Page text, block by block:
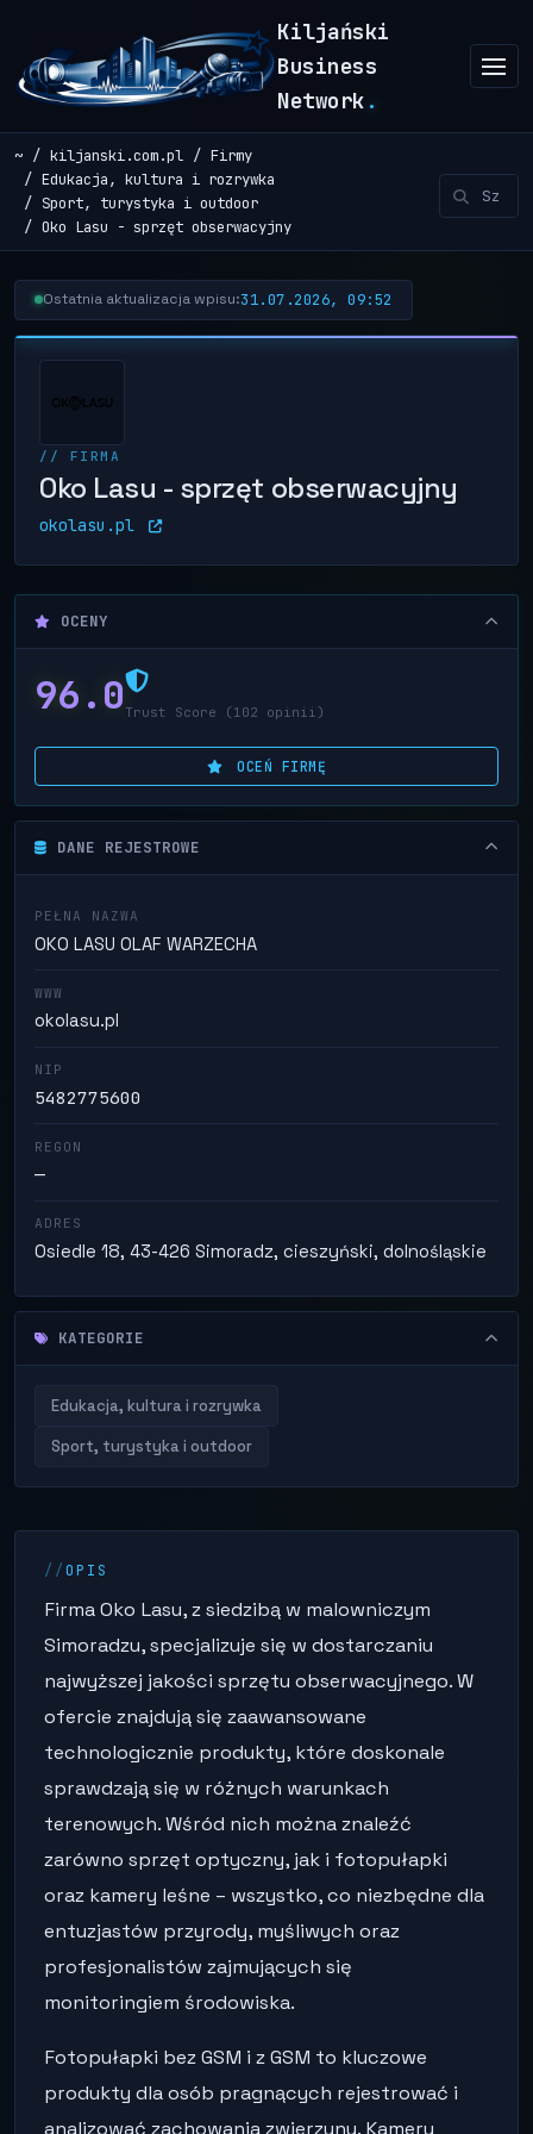
Kiljański
Business
Network .
~ kiljanski.com.pl
Firmy
Edukacja, kultura i rozrywka
Sport, turystyka i outdoor
Oko Lasu - sprzęt obserwacyjny
Ostatnia aktualizacja wpisu:31.07.2026, 09:52
// FIRMA
Oko Lasu - sprzęt obserwacyjny
okolasu.pl
OCENY
96.0 Trust Score (102 opinii)
OCEŃ FIRMĘ
DANE REJESTROWE
PEŁNA NAZWA
OKO LASU OLAF WARZECHA
WWW
okolasu.pl
NIP
5482775600
REGON
—
ADRES
Osiedle 18, 43-426 Simoradz, cieszyński, dolnośląskie
KATEGORIE
Edukacja, kultura i rozrywka
Sport, turystyka i outdoor
OPIS
Firma Oko Lasu, z siedzibą w malowniczym
Simoradzu, specjalizuje się w dostarczaniu
najwyższej jakości sprzętu obserwacyjnego. W
ofercie znajdują się zaawansowane
technologicznie produkty, które doskonale
sprawdzają się w różnych warunkach
terenowych. Wśród nich można znaleźć
zarówno sprzęt optyczny, jak i fotopułapki
oraz kamery leśne – wszystko, co niezbędne dla
entuzjastów przyrody, myśliwych oraz
profesjonalistów zajmujących się
monitoringiem środowiska.
Fotopułapki bez GSM i z GSM to kluczowe
produkty dla osób pragnących rejestrować i
analizować zachowania zwierzyny. Kamery